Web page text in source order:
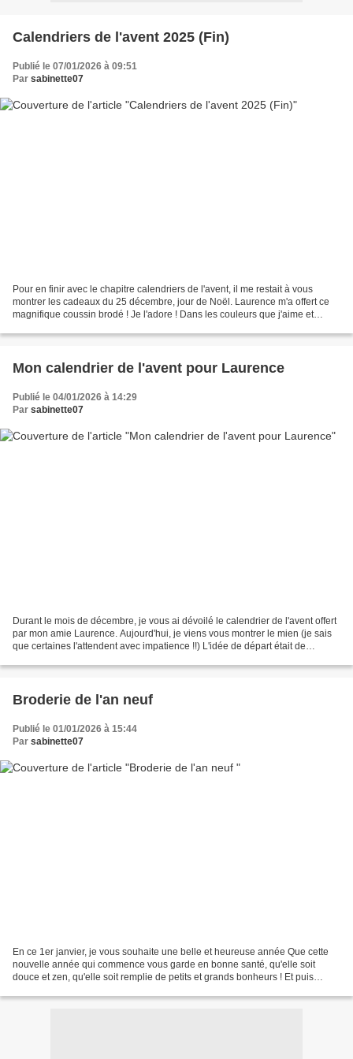
Calendriers de l'avent 2025 (Fin)
Publié le 07/01/2026 à 09:51
Par sabinette07
Pour en finir avec le chapitre calendriers de l'avent, il me restait à vous
montrer les cadeaux du 25 décembre, jour de Noël. Laurence m'a offert ce
magnifique coussin brodé ! Je l'adore ! Dans les couleurs que j'aime et
Mon calendrier de l'avent pour Laurence
Publié le 04/01/2026 à 14:29
Par sabinette07
Durant le mois de décembre, je vous ai dévoilé le calendrier de l'avent offert
par mon amie Laurence. Aujourd'hui, je viens vous montrer le mien (je sais
que certaines l'attendent avec impatience !!) L'idée de départ était de
Broderie de l'an neuf
Publié le 01/01/2026 à 15:44
Par sabinette07
En ce 1er janvier, je vous souhaite une belle et heureuse année Que cette
nouvelle année qui commence vous garde en bonne santé, qu'elle soit
douce et zen, qu'elle soit remplie de petits et grands bonheurs ! Et puis